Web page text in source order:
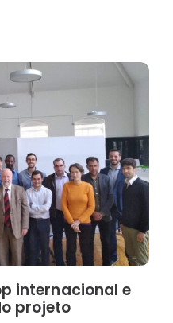
internacional e
projeto